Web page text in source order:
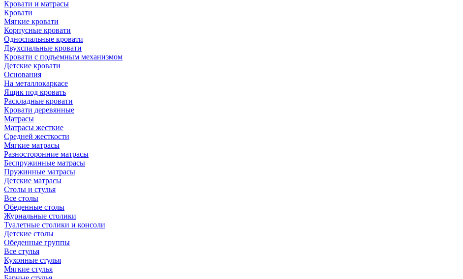
Кровати и матрасы
Кровати
Мягкие кровати
Корпусные кровати
Односпальные кровати
Двухспальные кровати
Кровати с подъемным механизмом
Детские кровати
Основания
На металлокаркасе
Ящик под кровать
Раскладные кровати
Кровати деревянные
Матрасы
Матрасы жесткие
Средней жесткости
Мягкие матрасы
Разносторонние матрасы
Беспружинные матрасы
Пружинные матрасы
Детские матрасы
Столы и стулья
Все столы
Обеденные столы
Журнальные столики
Туалетные столики и консоли
Детские столы
Обеденные группы
Все стулья
Кухонные стулья
Мягкие стулья